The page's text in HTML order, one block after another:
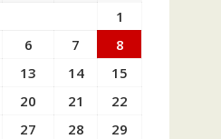
1
6 7
8
13 14
15
20 21
22
27 28
29